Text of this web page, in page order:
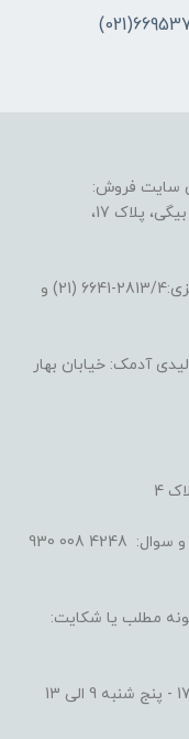
سایت فروش:
پلاک 17،
تلفن های تماس پشتیبانی سایت و دفتر مرکزی:2813/4-6641 (21) و
آدمک: خیابان بهار
واتساپ بخش فروش جهت هر گونه پیگیری و سوال: 4248 008 930
مطلب یا شکایت: